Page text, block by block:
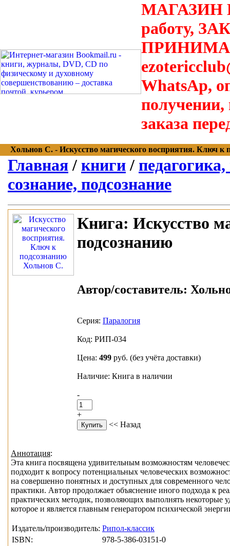
МАГАЗИН
работу,
WhatsAp,
получении,
заказа
Хольнов С. - Искусство магического восприятия. Ключ к
Главная / книги /
сознание, подсознание
Книга: Искусство
подсознанию
Автор/составитель:
Серия: Паралогия
Код: РИП-034
Цена: 499 руб. (без учёта доставки)
Наличие: Книга в наличии
-
+
<< Назад
Аннотация:
Эта книга посвящена удивительным возможностям
подходит к вопросу потенциальных человеческих
на совершенно понятных и доступных для современного
практики. Автор продолжает объяснение иного подхода к
практических методик, позволяющих выполнять некоторые
которое и является главным генератором психической
Издатель/производитель: Рипол-классик
ISBN:
978-5-386-03151-0